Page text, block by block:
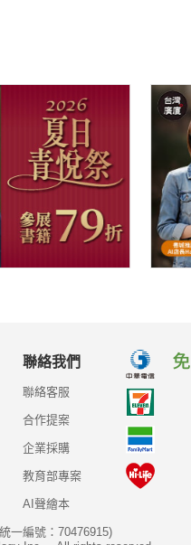
聯絡我們
聯絡客服
合作提案
企業採購
教育部專案
AI聲繪本
一編號：70476915)